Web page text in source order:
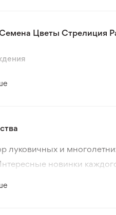
Цветы Стрелиция
и
новинки
Совпадение